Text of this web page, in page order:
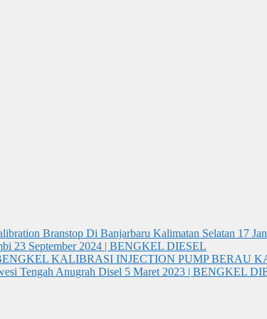
Branstop Di Banjarbaru Kalimatan Selatan 17
23 September 2024 | BENGKEL DIESEL
KALIBRASI INJECTION PUMP BERAU
Tengah Anugrah Disel 5 Maret 2023 | BENGKEL